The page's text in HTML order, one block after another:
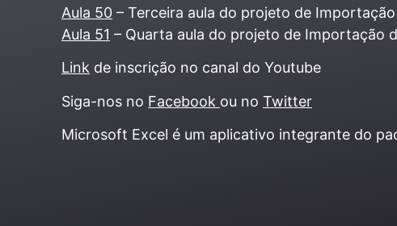
Aula 50 – Terceira aula do projeto de
Aula 51 – Quarta aula do projeto de Importação
Link de inscrição no canal do Youtube
Siga-nos no Facebook ou no Twitter
Microsoft Excel é um aplicativo integrante do